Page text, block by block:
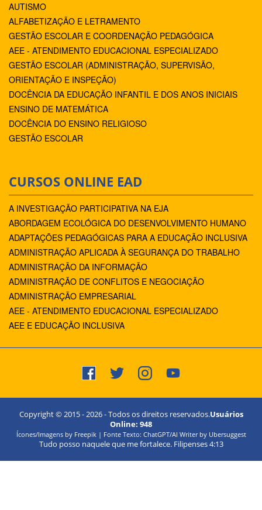
AUTISMO
ALFABETIZAÇÃO E LETRAMENTO
GESTÃO ESCOLAR E COORDENAÇÃO PEDAGÓGICA
AEE - ATENDIMENTO EDUCACIONAL ESPECIALIZADO
GESTÃO ESCOLAR (ADMINISTRAÇÃO, SUPERVISÃO,
ORIENTAÇÃO E INSPEÇÃO)
DOCÊNCIA DA EDUCAÇÃO INFANTIL E DOS ANOS INICIAIS
ENSINO DE MATEMÁTICA
DOCÊNCIA DO ENSINO RELIGIOSO
GESTÃO ESCOLAR
CURSOS ONLINE EAD
A INVESTIGAÇÃO PARTICIPATIVA NA EJA
ABORDAGEM ECOLÓGICA DO DESENVOLVIMENTO HUMANO
ADAPTAÇÕES PEDAGÓGICAS PARA A EDUCAÇÃO INCLUSIVA
ADMINISTRAÇÃO APLICADA À SEGURANÇA DO TRABALHO
ADMINISTRAÇÃO DA INFORMAÇÃO
ADMINISTRAÇÃO DE CONFLITOS E NEGOCIAÇÃO
ADMINISTRAÇÃO EMPRESARIAL
AEE - ATENDIMENTO EDUCACIONAL ESPECIALIZADO
AEE E EDUCAÇÃO INCLUSIVA
Copyright © 2015 -2026- Todos os direitos reservados.Usuários
Online: 948
Ícones/Imagens by Freepik | Fonte Texto: ChatGPT/AI Writer by Ubersuggest
Tudo posso naquele que me fortalece. Filipenses 4:13